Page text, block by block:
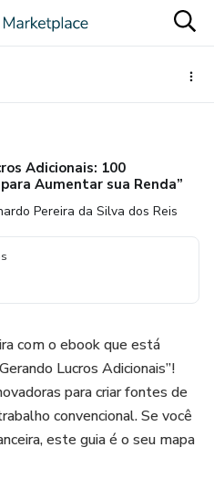
Adicionais: 100
Aumentar sua Renda”
Pereira da Silva dos Reis
com o ebook que está
Lucros Adicionais”!
para criar fontes de
convencional. Se você
este guia é o seu mapa